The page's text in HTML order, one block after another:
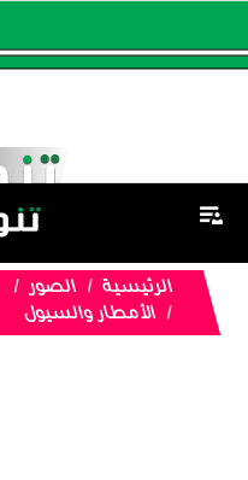
الرئيسية الصور
الأمطار والسيول